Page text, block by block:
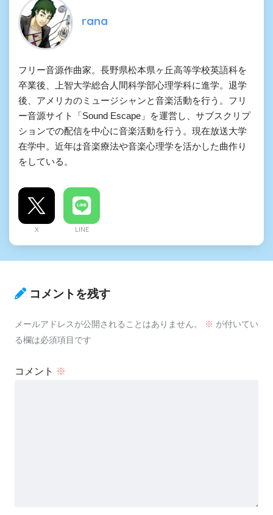
rana
フリー音源作曲家。長野県松本県ヶ丘高等学校英語科を
卒業後、上智大学総合人間科学部心理学科に進学。退学
後、アメリカのミュージシャンと音楽活動を行う。フリ
ー音源サイト「Sound Escape」を運営し、サブスクリプ
ションでの配信を中心に音楽活動を行う。現在放送大学
在学中。近年は音楽療法や音楽心理学を活かした曲作り
をしている。
X LINE
コメントを残す
メールアドレスが公開されることはありません。 ※ が付いてい
る欄は必須項目です
コメント ※